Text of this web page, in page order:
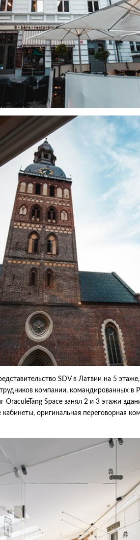
SDV в Латвии на 5
компании, командированных в
OraculeTang Space занял 2 и 3 этажи
оригинальная переговорная